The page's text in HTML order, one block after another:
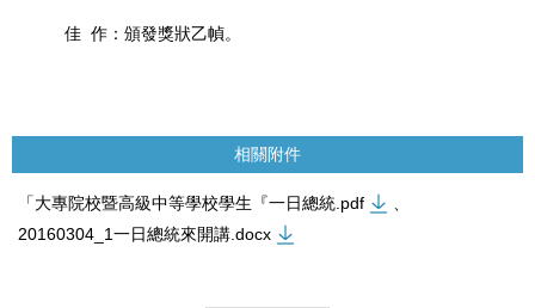
佳 作：頒發獎狀乙幀。
相關附件
「大專院校暨高級中等學校學生『一日總統.pdf
20160304_1一日總統來開講.docx